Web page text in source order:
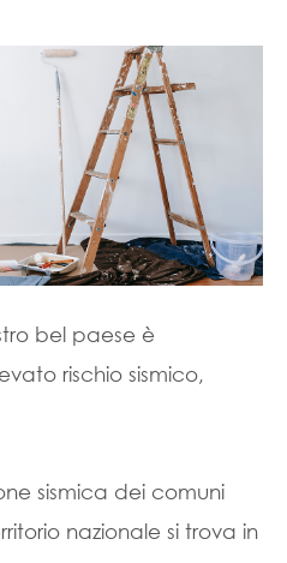
bel paese è
rischio sismico,
sismica dei comuni
nazionale si trova in